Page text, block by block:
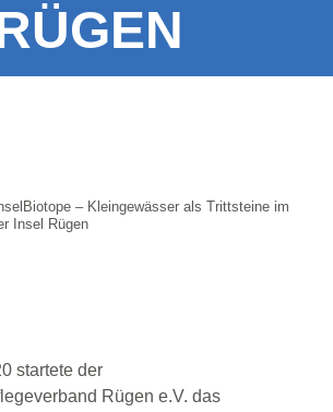
– Kleingewässer als Trittsteine im
Insel Rügen
startete der
Rügen e.V. das